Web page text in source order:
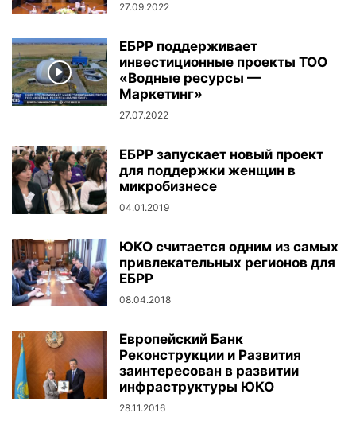
27.09.2022
ЕБРР поддерживает
инвестиционные проекты ТОО
«Водные ресурсы —
Маркетинг»
27.07.2022
ЕБРР запускает новый проект
для поддержки женщин в
микробизнесе
04.01.2019
ЮКО считается одним из самых
привлекательных регионов для
ЕБРР
08.04.2018
Европейский Банк
Реконструкции и Развития
заинтересован в развитии
инфраструктуры ЮКО
28.11.2016